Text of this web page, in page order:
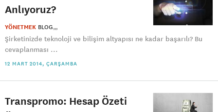
Anlıyoruz?
YÖNETMEK BLOG
Şirketinizde teknoloji ve bilişim altyapısı ne kadar başarılı? Bu
cevaplanması ...
12 MART 2014, ÇARŞAMBA
Transpromo: Hesap Özeti